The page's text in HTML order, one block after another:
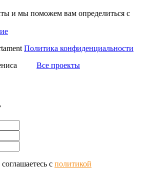
и мы поможем вам определиться с
Политика конфиденциальности
Все проекты
с политикой